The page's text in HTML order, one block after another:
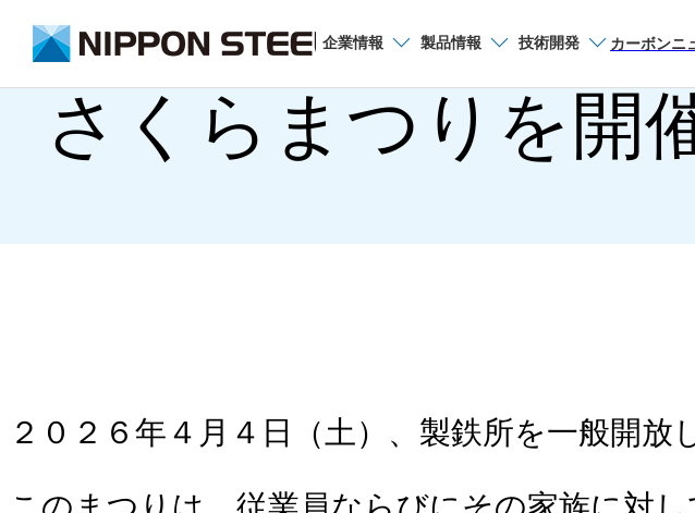
企業情報 製品情報 技術開発 カーボンニ
サイト
さくらまつりを開
２０２６年４月４日（土）、製鉄所を一般開